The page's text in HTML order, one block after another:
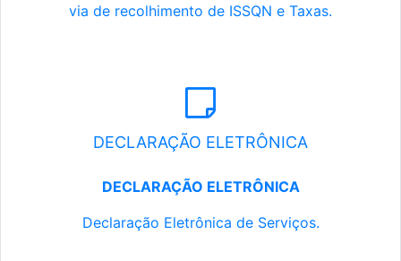
via de recolhimento de ISSQN e Taxas.
DECLARAÇÃO ELETRÔNICA
DECLARAÇÃO ELETRÔNICA
Declaração Eletrônica de Serviços.